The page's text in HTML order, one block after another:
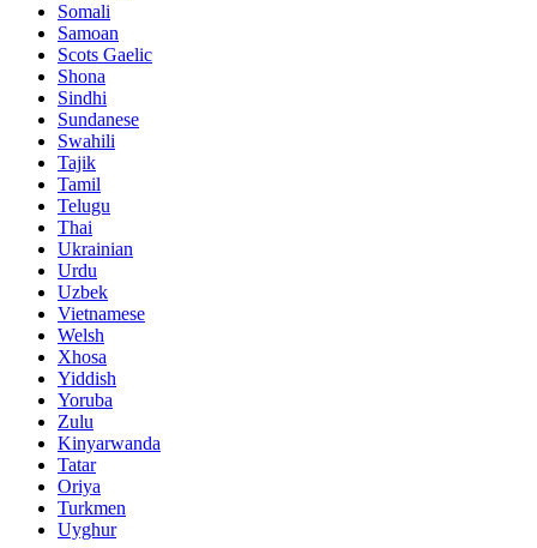
Somali
Samoan
Scots Gaelic
Shona
Sindhi
Sundanese
Swahili
Tajik
Tamil
Telugu
Thai
Ukrainian
Urdu
Uzbek
Vietnamese
Welsh
Xhosa
Yiddish
Yoruba
Zulu
Kinyarwanda
Tatar
Oriya
Turkmen
Uyghur